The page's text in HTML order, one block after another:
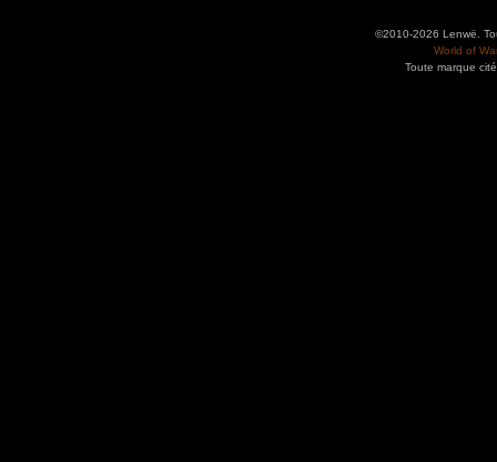
©2010-2026 Lenwë.
World of
Toute marque